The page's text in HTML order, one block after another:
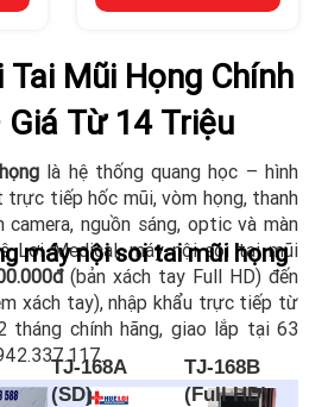
Tai Mũi Họng Chính
Từ 14 Triệu
là hệ thống quang học – hình
trực tiếp hốc mũi, vòm họng, thanh
nguồn sáng, optic và màn
Lợi Medical, máy nội soi tai mũi
(bản xách tay Full HD) đến
xách tay), nhập khẩu trực tiếp từ
tháng chính hãng, giao lắp tại 63
máy nội soi tai mũi họng
TJ-168A
(SD)
TJ-168B
(Full HD)